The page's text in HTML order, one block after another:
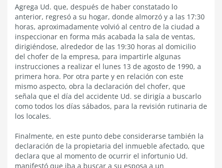
Agrega Ud. que, después de haber constatado lo
anterior, regresó a su hogar, donde almorzó y a las 17:30
horas, aproximadamente volvió al centro de la ciudad a
inspeccionar en forma más acabada la sala de ventas,
dirigiéndose, alrededor de las 19:30 horas al domicilio
del chofer de la empresa, para impartirle algunas
instrucciones a realizar el lunes 13 de agosto de 1990, a
primera hora. Por otra parte y en relación con este
mismo aspecto, obra la declaración del chofer, que
señala que el día del accidente Ud. se dirigía a buscarlo
como todos los días sábados, para la revisión rutinaria de
los locales.
Finalmente, en este punto debe considerarse también la
declaración de la propietaria del inmueble afectado, que
declara que al momento de ocurrir el infortunio Ud.
manifestó que iba a buscar a su esposa a un